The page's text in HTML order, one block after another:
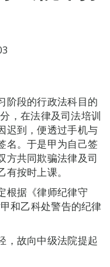
阶段的行政法科目的
，在法律及司法培训
迟到，便透过手机与
名。于是甲为自己签
方共同欺骗法律及司
按时上课。
根据《律师纪律守
和乙科处警告的纪律
，故向中级法院提起